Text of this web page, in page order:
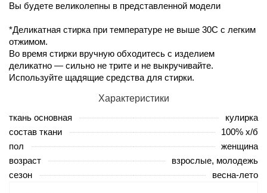
Вы будете великолепны в представленной модели
*Деликатная стирка при температуре не выше 30С с легким
отжимом.
Во время стирки вручную обходитесь с изделием
деликатно — сильно не трите и не выкручивайте.
Используйте щадящие средства для стирки.
Характеристики
ткань основная
кулирка
состав ткани
100% х/б
пол
женщина
возраст
взрослые, молодежь
сезон
весна-лето